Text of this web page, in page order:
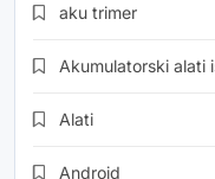
aku trimer
Akumulatorski alati
Alati
Android